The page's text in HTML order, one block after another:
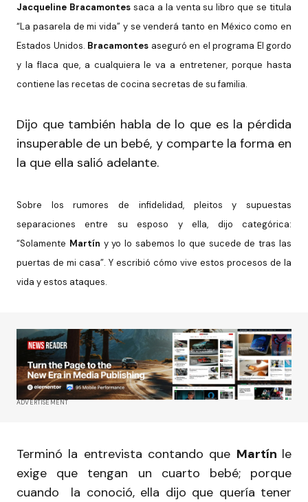
Jacqueline Bracamontessaca a la venta su libro que se titula
“La pasarela de mi vida” y se venderá tanto en México como en
Estados Unidos. Bracamontes aseguró en el programa El gordo
y la flaca que, a cualquiera le va a entretener, porque hasta
contiene las recetas de cocina secretas de su familia.
Dijo que también habla de lo que es la pérdida
insuperable de un bebé, y comparte la forma en
la que ella salió adelante.
Sobre los rumores de infidelidad, pleitos y supuestas
separaciones entre su esposo y ella, dijo categórica:
“Solamente Martín y yo lo sabemos lo que sucede de tras las
puertas de mi casa”. Y escribió cómo vive estos procesos de la
vida y estos ataques.
ADVERTISEMENT
Terminó la entrevista contando que Martín le
exige que tengan un cuarto bebé; porque
cuando la conoció, ella dijo que quería tener